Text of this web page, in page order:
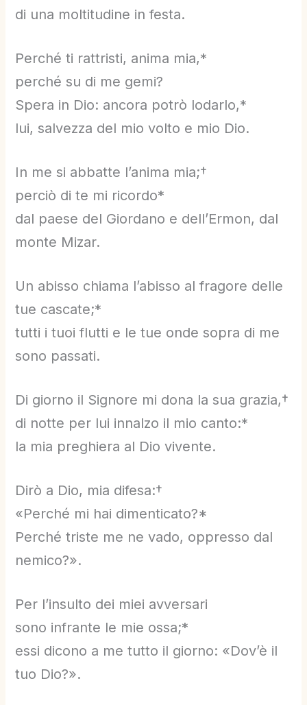
di una moltitudine in festa.
Perché ti rattristi, anima mia,*
perché su di me gemi?
Spera in Dio: ancora potrò lodarlo,*
lui, salvezza del mio volto e mio Dio.
In me si abbatte l’anima mia;†
perciò di te mi ricordo*
dal paese del Giordano e dell’Ermon, dal
monte Mizar.
Un abisso chiama l’abisso al fragore delle
tue cascate;*
tutti i tuoi flutti e le tue onde sopra di me
sono passati.
Di giorno il Signore mi dona la sua grazia,†
di notte per lui innalzo il mio canto:*
la mia preghiera al Dio vivente.
Dirò a Dio, mia difesa:†
«Perché mi hai dimenticato?*
Perché triste me ne vado, oppresso dal
nemico?».
Per l’insulto dei miei avversari
sono infrante le mie ossa;*
essi dicono a me tutto il giorno: «Dov’è il
tuo Dio?».